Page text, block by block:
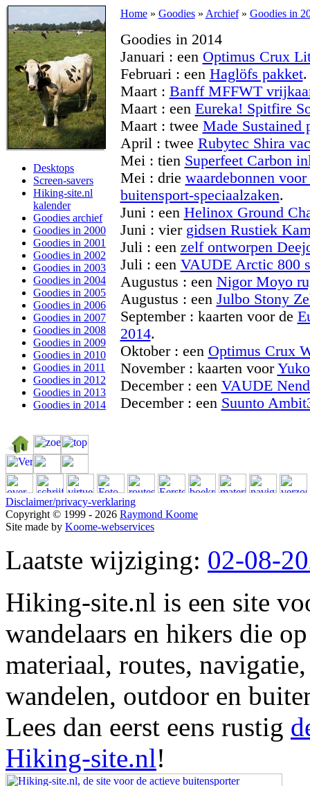
Desktops
Screen-savers
Hiking-site.nl
kalender
Goodies archief
Goodies in 2000
Goodies in 2001
Goodies in 2002
Goodies in 2003
Goodies in 2004
Goodies in 2005
Goodies in 2006
Goodies in 2007
Goodies in 2008
Goodies in 2009
Goodies in 2010
Goodies in 2011
Goodies in 2012
Goodies in 2013
Goodies in 2014
Home» Goodies» Archief» Goodies in
Goodies in 2014
Januari : een Optimus Crux
Februari : een Haglöfs pakket.
Maart : Banff MFFWT
Maart : een Eureka! Spitfire
Maart : twee Made Sustained
April : twee Rubytec Shira
Mei : tien Superfeet Carbon
Mei : drie waardebonnen
buitensport-speciaalzaken.
Juni : een Helinox Ground
Juni : vier gidsen Rustiek
Juli : een zelf ontworpen
Juli : een VAUDE Arctic 800
Augustus : een Nigor Moyo
Augustus : een Julbo Stony
September : kaarten voor de
2014.
Oktober : een Optimus Crux
November : kaarten voor
December : een VAUDE
December : een Suunto
Disclaimer/privacy-verklaring
Copyright © 1999 - 2026 Raymond Koome
Site made by Koome-webservices
Laatste wijziging: 02-08-
Hiking-site.nl is een site
wandelaars en hikers die
materiaal, routes,
wandelen, outdoor en
Lees dan eerst eens rustig
Hiking-site.nl!